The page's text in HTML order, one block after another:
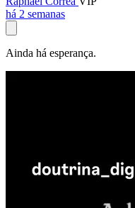
há 2 semanas
Ainda há esperança.